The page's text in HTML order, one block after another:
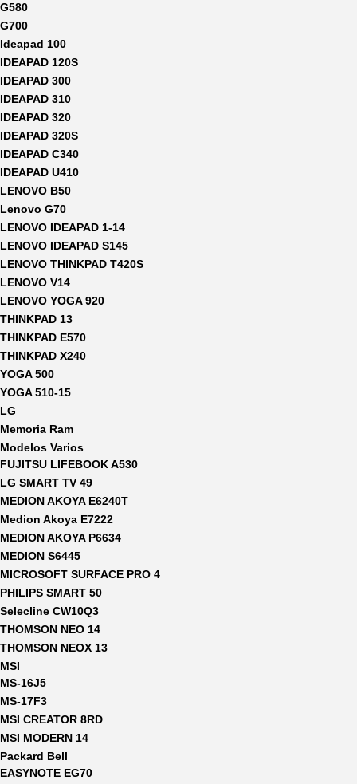
G580
G700
Ideapad 100
IDEAPAD 120S
IDEAPAD 300
IDEAPAD 310
IDEAPAD 320
IDEAPAD 320S
IDEAPAD C340
IDEAPAD U410
LENOVO B50
Lenovo G70
LENOVO IDEAPAD 1-14
LENOVO IDEAPAD S145
LENOVO THINKPAD T420S
LENOVO V14
LENOVO YOGA 920
THINKPAD 13
THINKPAD E570
THINKPAD X240
YOGA 500
YOGA 510-15
LG
Memoria Ram
Modelos Varios
FUJITSU LIFEBOOK A530
LG SMART TV 49
MEDION AKOYA E6240T
Medion Akoya E7222
MEDION AKOYA P6634
MEDION S6445
MICROSOFT SURFACE PRO 4
PHILIPS SMART 50
Selecline CW10Q3
THOMSON NEO 14
THOMSON NEOX 13
MSI
MS-16J5
MS-17F3
MSI CREATOR 8RD
MSI MODERN 14
Packard Bell
EASYNOTE EG70